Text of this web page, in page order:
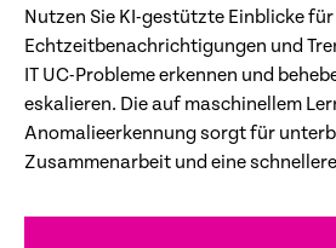
Nutzen Sie KI-gestützte Einblicke für
Echtzeitbenachrichtigungen und
IT UC-Probleme erkennen und
eskalieren. Die auf maschinellem
Anomalieerkennung sorgt für
Zusammenarbeit und eine